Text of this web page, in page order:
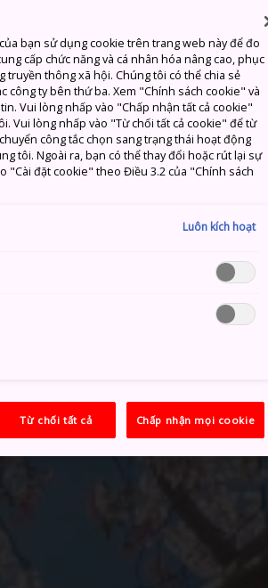
bạn sử dụng cookie trên trang web này để đo
cấp chức năng và cá nhân hóa nâng cao, phục
truyền thông xã hội. Chúng tôi có thể chia sẻ
công ty bên thứ ba. Xem "Chính sách cookie" và
Vui lòng nhấp vào "Chấp nhận tất cả cookie"
Vui lòng nhấp vào "Từ chối tất cả cookie" để từ
công tắc chọn sang trạng thái hoạt động
tôi. Ngoài ra, bạn có thể thay đổi hoặc rút lại sự
"Cài đặt cookie" theo Điều 3.2 của "Chính sách
Luôn kích hoạt
Từ chối tất cả Chấp nhận mọi cookie